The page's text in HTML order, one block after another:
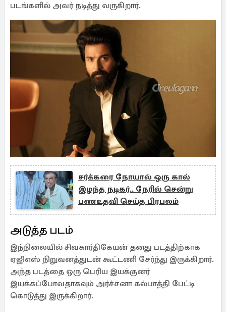
படங்களில் அவர் நடித்து வருகிறார்.
சர்க்கரை நோயால் ஒரு கால்
இழந்த நடிகர்.. நேரில் சென்று
பணஉதவி செய்த பிரபலம்
அடுத்த படம்
இந்நிலையில் சிவகார்திகேயன் தனது படத்திற்காக
ஏஜிஎஸ் நிறுவனத்துடன் கூட்டணி சேர்ந்து இருக்கிறார்.
அந்த படத்தை ஒரு பெரிய இயக்குனர்
இயக்கப்போவதாகவும் அர்ச்சனா கல்பாத்தி பேட்டி
கொடுத்து இருக்கிறார்.